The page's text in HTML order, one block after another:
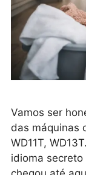
Vamos ser
das máquinas
WD11T,
idioma secreto